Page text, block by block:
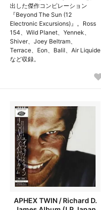
出した傑作コンピレーション
『Beyond The Sun (12
Electronic Excursions)』。Ross
154、Wild Planet、Yennek、
Shiver、Joey Beltram、
Terrace、Eon、Balil、Air Liquide
など収録。
APHEX TWIN / Richard D.